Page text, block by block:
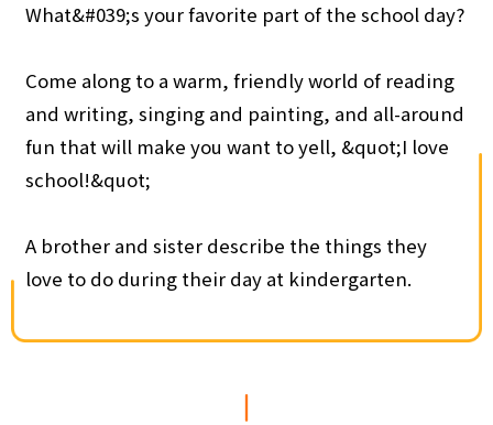
What&#039;s your favorite part of the school day?
Come along to a warm, friendly world of reading
and writing, singing and painting, and all-around
fun that will make you want to yell, &quot;I love
school!&quot;
A brother and sister describe the things they
love to do during their day at kindergarten.